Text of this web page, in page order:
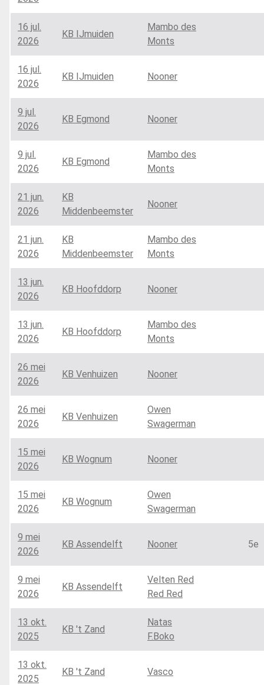
16 jul.
2026
KB IJmuiden
Mambo des
Monts
16 jul.
2026
KB IJmuiden Nooner
9 jul.
2026
KB Egmond Nooner
9 jul.
2026
KB Egmond
Mambo des
Monts
21 jun.
2026
KB
Middenbeemster
Nooner
21 jun.
2026
KB
Middenbeemster
Mambo des
Monts
13 jun.
2026
KB Hoofddorp Nooner
13 jun.
2026
KB Hoofddorp
Mambo des
Monts
26 mei
2026
KB Venhuizen Nooner
26 mei
2026
KB Venhuizen
Owen
Swagerman
15 mei
2026
KB Wognum Nooner
15 mei
2026
KB Wognum
Owen
Swagerman
9 mei
2026
KB Assendelft Nooner 5e
9 mei
2026
KB Assendelft
Velten Red
Red Red
13 okt.
2025
KB 't Zand
Natas
F.Boko
13 okt.
2025
KB 't Zand Vasco